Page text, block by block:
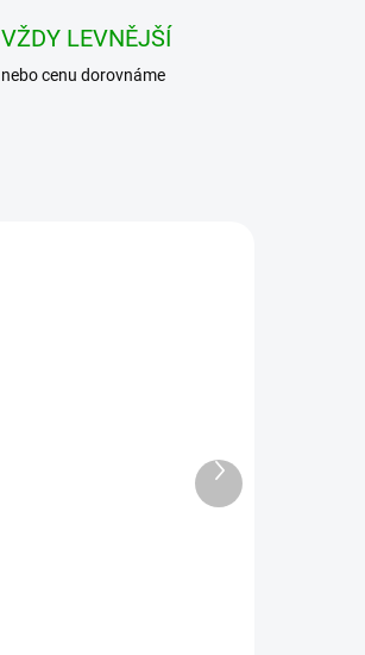
VŽDY LEVNĚJŠÍ
nebo cenu dorovnáme
Další
produkt